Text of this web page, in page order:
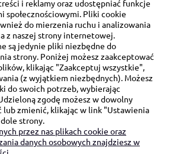
6/8 lok. 57/58
91-341 Łódź
NIP: 6751510615
SIĘ Z NAMI:
happygifts.com
+48 690 172 872
i reklamy oraz udostępniać funkcje
społecznościowymi. Pliki cookie
do mierzenia ruchu i analizowania
z naszej strony internetowej.
są jedynie pliki niezbędne do
strony. Poniżej możesz zaakceptować
klikając "Zaakceptuj wszystkie",
(z wyjątkiem niezbędnych). Możesz
do swoich potrzeb, wybierając
zgodę możesz w dowolny
lub zmienić, klikając w link "Ustawienia
strony.
przez nas plikach cookie oraz
danych osobowych znajdziesz w